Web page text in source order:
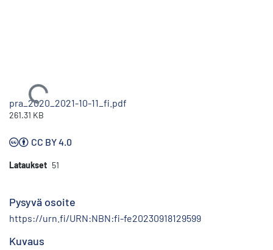
Ladataan...
pra_2020_2021-10-11_fi.pdf
261.31 KB
CC BY 4.0
Lataukset 51
Pysyvä osoite
https://urn.fi/URN:NBN:fi-fe20230918129599
Kuvaus